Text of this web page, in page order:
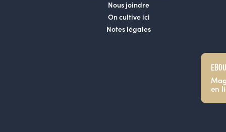
Nous joindre
On cultive ici
Notes légales
en